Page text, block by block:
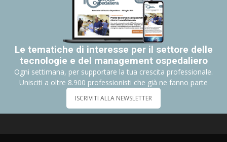
Le tematiche di interesse per il settore delle
tecnologie e del management ospedaliero
Ogni settimana, per supportare la tua crescita professionale.
Unisciti a oltre 8.900 professionisti che già ne fanno parte
ISCRIVITI ALLA NEWSLETTER